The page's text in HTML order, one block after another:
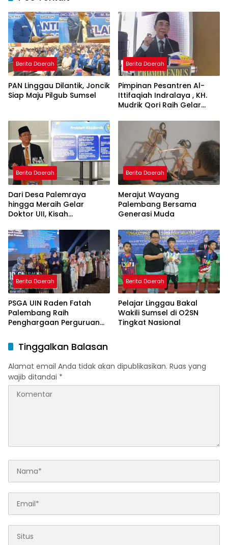
Berita Daerah
PAN Linggau Dilantik, Joncik
Siap Maju Pilgub Sumsel
Berita Daerah
Pimpinan Pesantren Al-
Ittifaqiah Indralaya , KH.
Mudrik Qori Raih Gelar
Model Pembelajaran
Nagham Al-Qur’an di UMM
Berita Daerah
Dari Desa Palemraya
hingga Meraih Gelar
Doktor UII, Kisah
Yogyakarta yang Pernah
Menjadi Driver Taksi Online
Berita Daerah
Merajut Wayang
Palembang Bersama
Generasi Muda
Berita Daerah
PSGA UIN Raden Fatah
Palembang Raih
Penghargaan Perguruan
Peringkat Pratama
Berita Daerah
Pelajar Linggau Bakal
Wakili Sumsel di O2SN
Tingkat Nasional
Tinggalkan Balasan
Alamat email Anda tidak akan dipublikasikan. Ruas yang
wajib ditandai *